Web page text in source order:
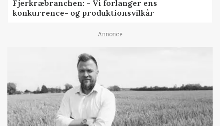
Fjerkræbranchen: - Vi forlanger ens
konkurrence- og produktionsvilkår
Annonce